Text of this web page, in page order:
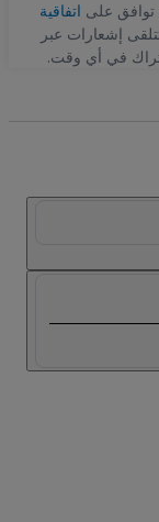
توافق على اتفاقية
إشعارات عبر
في أي وقت.